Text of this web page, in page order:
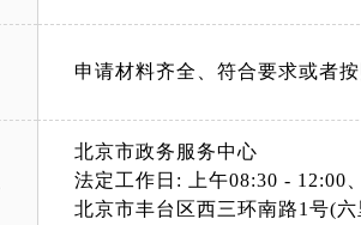
申请材料齐全、符合要求或者
北京市政务服务中心
法定工作日: 上午08:30 - 12:00
北京市丰台区西三环南路1号(